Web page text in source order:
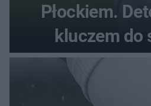
Płockiem.
kluczem do